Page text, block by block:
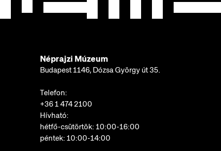
Néprajzi Múzeum
Budapest 1146, Dózsa György út 35.
Telefon:
+36 1 474 2100
Hívható:
hétfő-csütörtök: 10:00-16:00
péntek: 10:00-14:00